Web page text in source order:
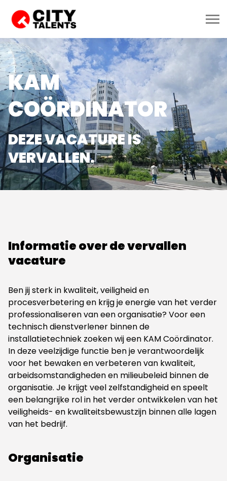
KAM
COÖRDINATOR
DEZE VACATURE IS
VERVALLEN.
Informatie over de vervallen
vacature
Ben jij sterk in kwaliteit, veiligheid en
procesverbetering en krijg je energie van het verder
professionaliseren van een organisatie? Voor een
technisch dienstverlener binnen de
installatietechniek zoeken wij een KAM Coördinator.
In deze veelzijdige functie ben je verantwoordelijk
voor het bewaken en verbeteren van kwaliteit,
arbeidsomstandigheden en milieubeleid binnen de
organisatie. Je krijgt veel zelfstandigheid en speelt
een belangrijke rol in het verder ontwikkelen van het
veiligheids- en kwaliteitsbewustzijn binnen alle lagen
van het bedrijf.
Organisatie